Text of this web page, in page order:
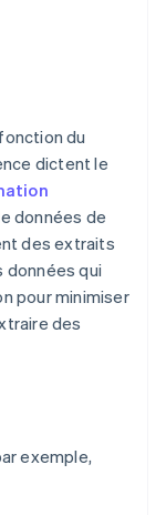
du
dictent le
données de
des extraits
données qui
pour minimiser
des
exemple,